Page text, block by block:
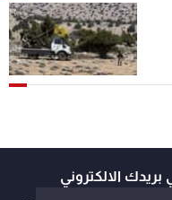
الالكتروني